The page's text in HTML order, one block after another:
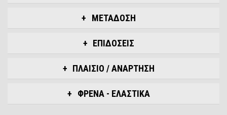
ΜΕΤΑΔΟΣΗ
ΕΠΙΔΟΣΕΙΣ
ΠΛΑΙΣΙΟ / ΑΝΑΡΤΗΣΗ
ΦΡΕΝΑ - ΕΛΑΣΤΙΚΑ